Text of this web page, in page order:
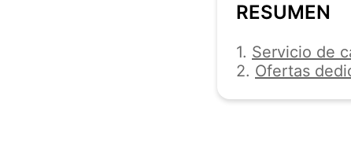
RESUMEN
1. Servicio de
2. Ofertas